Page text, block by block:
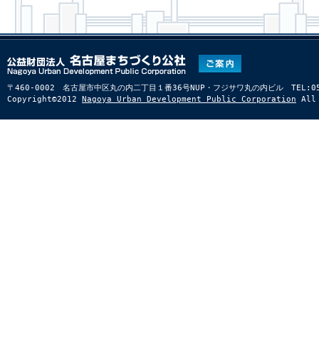
〒460-0002 名古屋市中区丸の内二丁目１番36号NUP・フジサワ丸の内ビル
Copyright©2012 Nagoya Urban Development Public Corporation All